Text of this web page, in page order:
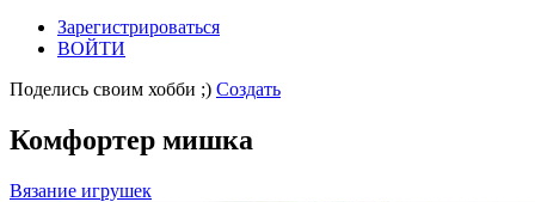
Зарегистрироваться
ВОЙТИ
Поделись своим хобби ;) Создать
Комфортер мишка
Вязание игрушек